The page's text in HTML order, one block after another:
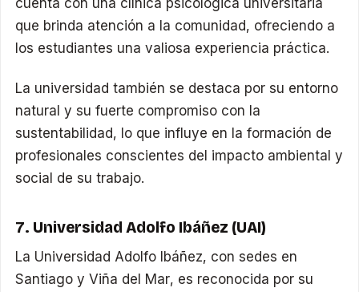
cuenta con una clínica psicológica universitaria
que brinda atención a la comunidad, ofreciendo a
los estudiantes una valiosa experiencia práctica.
La universidad también se destaca por su entorno
natural y su fuerte compromiso con la
sustentabilidad, lo que influye en la formación de
profesionales conscientes del impacto ambiental y
social de su trabajo.
7. Universidad Adolfo Ibáñez (UAI)
La Universidad Adolfo Ibáñez, con sedes en
Santiago y Viña del Mar, es reconocida por su